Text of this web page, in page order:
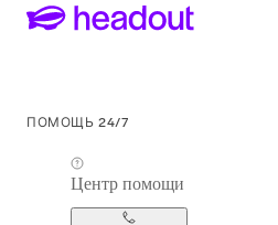
ПОМОЩЬ 24/7
Центр помощи